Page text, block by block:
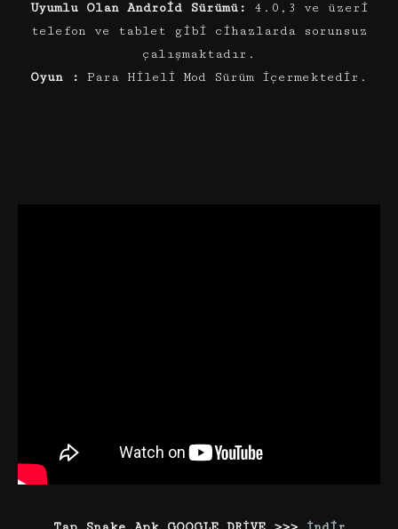
Uyumlu Olan Android Sürümü: 4.0,3 ve üzeri
telefon ve tablet gibi cihazlarda sorunsuz
çalışmaktadır.
Oyun :
Para Hileli Mod Sürüm içermektedir.